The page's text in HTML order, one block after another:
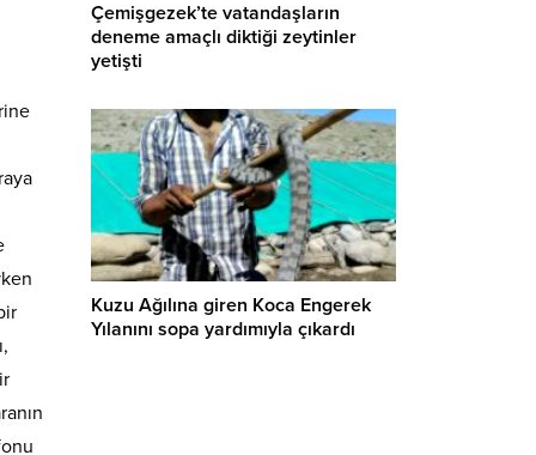
Çemişgezek’te vatandaşların
deneme amaçlı diktiği zeytinler
yetişti
Kuzu Ağılına giren Koca Engerek
Yılanını sopa yardımıyla çıkardı